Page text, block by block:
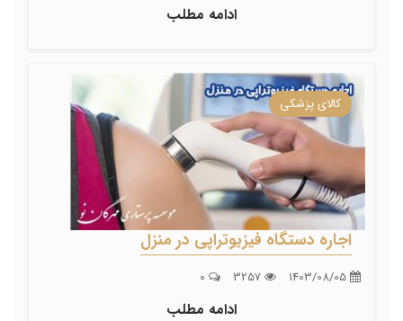
ادامه مطلب
کالای پزشکی
اجاره دستگاه فیزیوتراپی در منزل
ادامه مطلب